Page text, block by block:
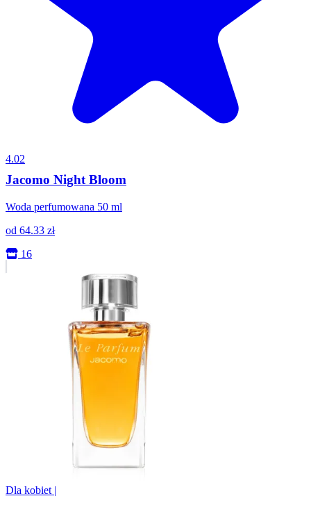
4.02
Jacomo Night Bloom
Woda perfumowana 50 ml
od 64.33 zł
16
Dla kobiet |